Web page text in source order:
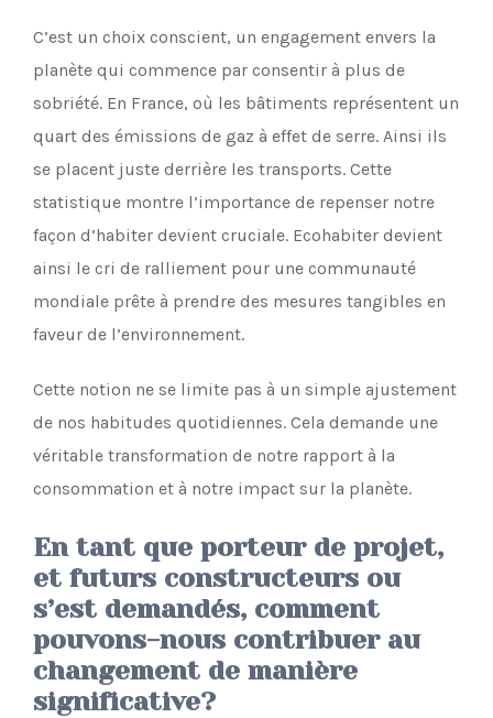
C’est un choix conscient, un engagement envers la
planète qui commence par consentir à plus de
sobriété. En France, où les bâtiments représentent un
quart des émissions de gaz à effet de serre. Ainsi ils
se placent juste derrière les transports. Cette
statistique montre l’importance de repenser notre
façon d’habiter devient cruciale. Ecohabiter devient
ainsi le cri de ralliement pour une communauté
mondiale prête à prendre des mesures tangibles en
faveur de l’environnement.
Cette notion ne se limite pas à un simple ajustement
de nos habitudes quotidiennes. Cela demande une
véritable transformation de notre rapport à la
consommation et à notre impact sur la planète.
En tant que porteur de projet,
et futurs constructeurs ou
s’est demandés, comment
pouvons-nous contribuer au
changement de manière
significative?